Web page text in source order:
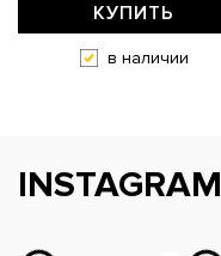
КУПИТЬ
в наличии
INSTAGRAM